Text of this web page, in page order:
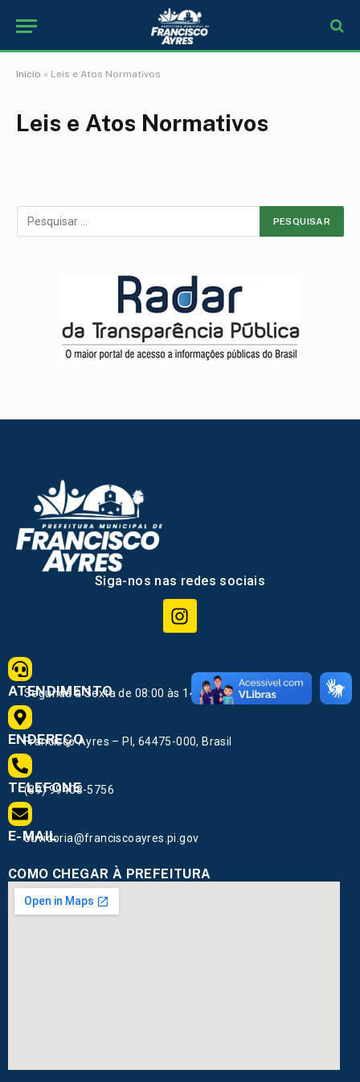
Início » Leis e Atos Normativos
Leis e Atos Normativos
Siga-nos nas redes sociais
ATENDIMENTO
Segunda à Sexta de 08:00 às 14:00
ENDEREÇO
Francisco Ayres – PI, 64475-000, Brasil
TELEFONE
(89) 99408-5756
E-MAIL
ouvidoria@franciscoayres.pi.gov
COMO CHEGAR À PREFEITURA